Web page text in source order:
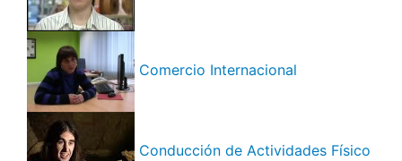
Comercio Internacional
Conducción de Actividades Físico